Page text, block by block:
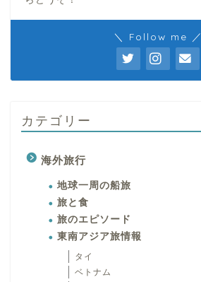
＼ Follow me ／
カテゴリー
海外旅行
地球一周の船旅
旅と食
旅のエピソード
東南アジア旅情報
タイ
ベトナム